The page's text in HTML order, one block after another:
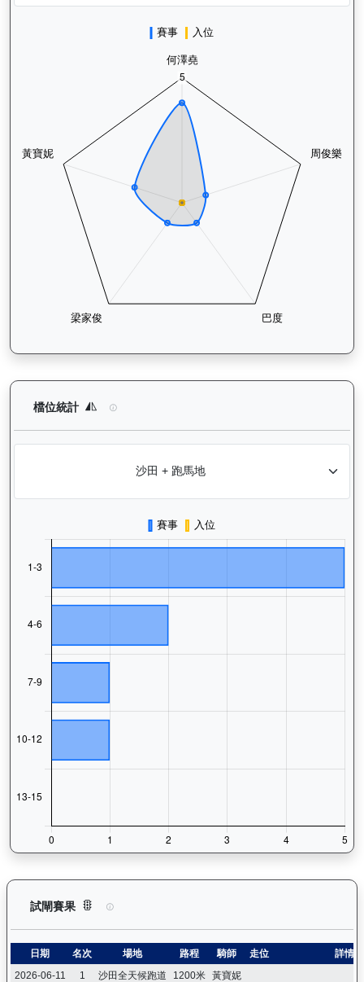
檔位統計 電子好好（L119）— 檔位統計分析：查看馬匹
試閘賽果 電子好好（L119）— 試閘賽果紀錄：查看馬匹
日期 名次 場地 路程 騎師 走位
詳情
2026-06-11
1 沙田全天候跑道 1200米 黃寶妮